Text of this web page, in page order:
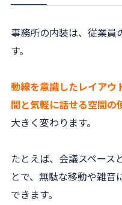
事務所の内装は、従業員
す。
動線を意識したレイアウ
間と気軽に話せる空間の
大きく変わります。
たとえば、会議スペース
とで、無駄な移動や雑音
できます。